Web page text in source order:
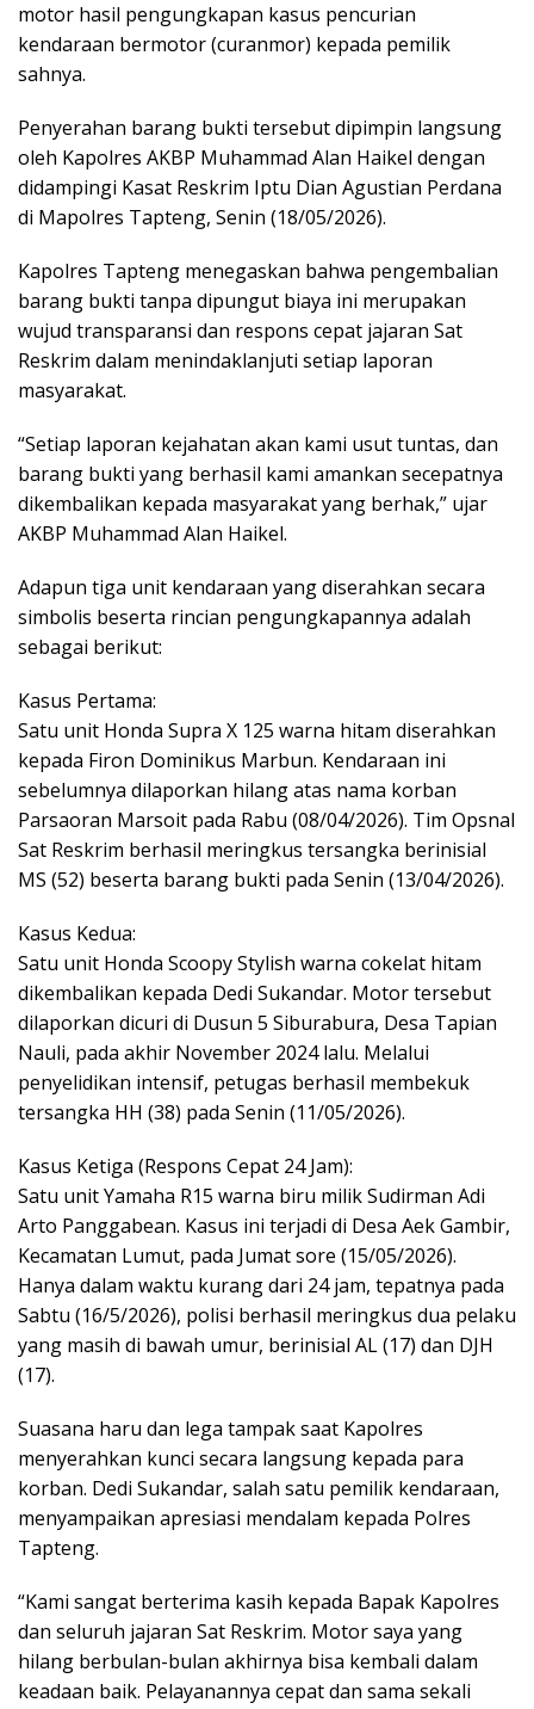
motor hasil pengungkapan kasus pencurian
kendaraan bermotor (curanmor) kepada pemilik
sahnya.
Penyerahan barang bukti tersebut dipimpin langsung
oleh Kapolres AKBP Muhammad Alan Haikel dengan
didampingi Kasat Reskrim Iptu Dian Agustian Perdana
di Mapolres Tapteng, Senin (18/05/2026).
Kapolres Tapteng menegaskan bahwa pengembalian
barang bukti tanpa dipungut biaya ini merupakan
wujud transparansi dan respons cepat jajaran Sat
Reskrim dalam menindaklanjuti setiap laporan
masyarakat.
“Setiap laporan kejahatan akan kami usut tuntas, dan
barang bukti yang berhasil kami amankan secepatnya
dikembalikan kepada masyarakat yang berhak,” ujar
AKBP Muhammad Alan Haikel.
Adapun tiga unit kendaraan yang diserahkan secara
simbolis beserta rincian pengungkapannya adalah
sebagai berikut:
Kasus Pertama:
Satu unit Honda Supra X 125 warna hitam diserahkan
kepada Firon Dominikus Marbun. Kendaraan ini
sebelumnya dilaporkan hilang atas nama korban
Parsaoran Marsoit pada Rabu (08/04/2026). Tim Opsnal
Sat Reskrim berhasil meringkus tersangka berinisial
MS (52) beserta barang bukti pada Senin (13/04/2026).
Kasus Kedua:
Satu unit Honda Scoopy Stylish warna cokelat hitam
dikembalikan kepada Dedi Sukandar. Motor tersebut
dilaporkan dicuri di Dusun 5 Siburabura, Desa Tapian
Nauli, pada akhir November 2024 lalu. Melalui
penyelidikan intensif, petugas berhasil membekuk
tersangka HH (38) pada Senin (11/05/2026).
Kasus Ketiga (Respons Cepat 24 Jam):
Satu unit Yamaha R15 warna biru milik Sudirman Adi
Arto Panggabean. Kasus ini terjadi di Desa Aek Gambir,
Kecamatan Lumut, pada Jumat sore (15/05/2026).
Hanya dalam waktu kurang dari 24 jam, tepatnya pada
Sabtu (16/5/2026), polisi berhasil meringkus dua pelaku
yang masih di bawah umur, berinisial AL (17) dan DJH
(17).
Suasana haru dan lega tampak saat Kapolres
menyerahkan kunci secara langsung kepada para
korban. Dedi Sukandar, salah satu pemilik kendaraan,
menyampaikan apresiasi mendalam kepada Polres
Tapteng.
“Kami sangat berterima kasih kepada Bapak Kapolres
dan seluruh jajaran Sat Reskrim. Motor saya yang
hilang berbulan-bulan akhirnya bisa kembali dalam
keadaan baik. Pelayanannya cepat dan sama sekali